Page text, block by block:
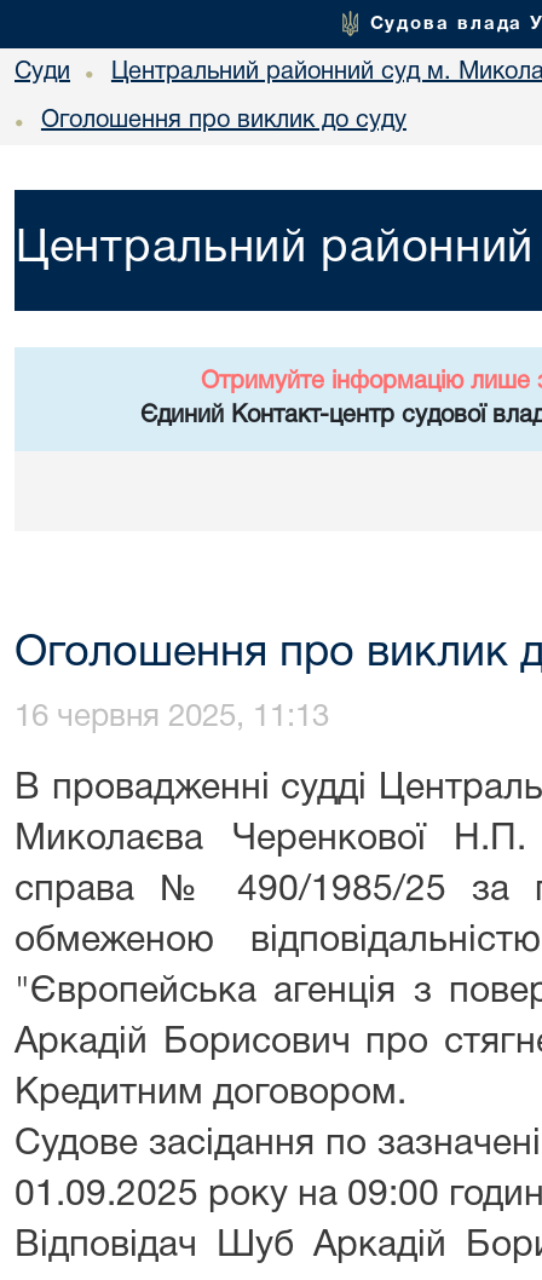
Судова влада
Суди • Центральний районний суд м.
• Оголошення про виклик до суду
Центральний
Отримуйте інформацію лише
Єдиний Контакт-центр судової
Оголошення про виклик
16 червня 2025, 11:13
В провадженні судді
Миколаєва Черенкової Н.П.
справа № 490/1985/25 за
обмеженою
"Європейська агенція з
Аркадій Борисович про
Кредитним договором.
Судове засідання по
01.09.2025 року на 09:00
Відповідач Шуб Аркадій